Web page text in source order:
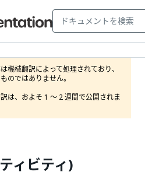
機械翻訳によって処理されており、
のではありません。
は、およそ 1 ～ 2 週間で公開されま
ィビティ)